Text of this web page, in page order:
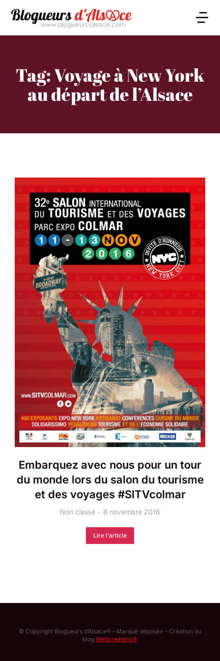
Tag: Voyage à New York
au départ de l’Alsace
Embarquez avec nous pour un tour
du monde lors du salon du tourisme
et des voyages #SITVcolmar
Non classé 8 novembre 2016
Lire l'article
© Copyright Blogueurs d’Alsace® – Marque déposée – Création du
blog Webcreators.fr